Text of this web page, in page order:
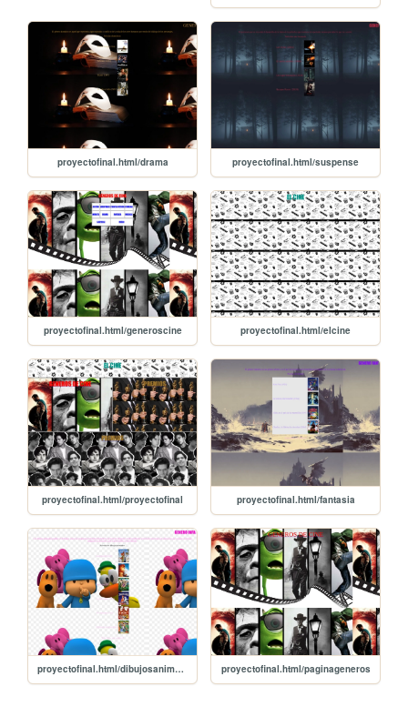
proyectofinal.html/drama proyectofinal.html/suspense
proyectofinal.html/generoscine proyectofinal.html/elcine
proyectofinal.html/proyectofinal proyectofinal.html/fantasia
proyectofinal.html/dibujosanimados proyectofinal.html/paginageneros